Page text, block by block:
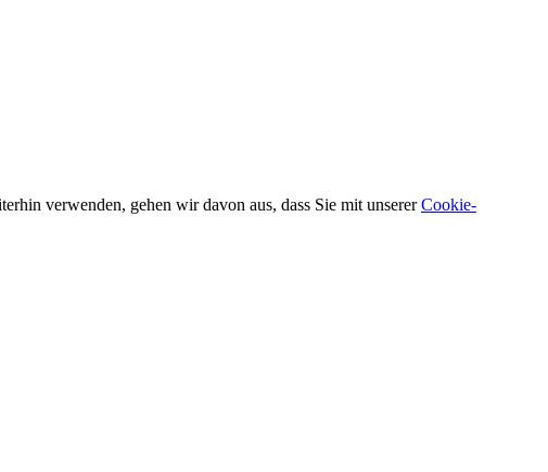
verwenden, gehen wir davon aus, dass Sie mit unsererCookie-